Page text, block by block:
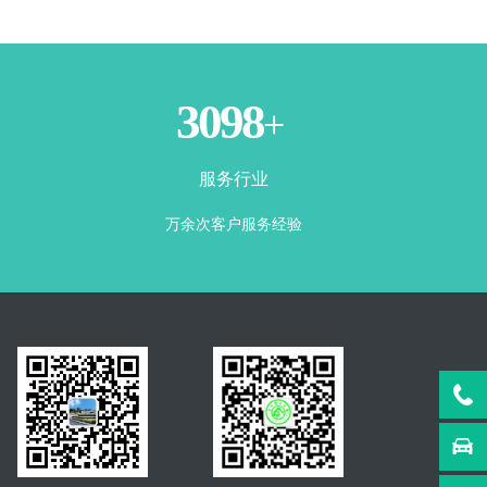
3500+
服务行业
万余次客户服务经验